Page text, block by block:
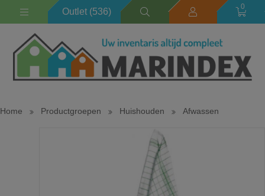
Outlet (536) 0
Home Productgroepen Huishouden Afwassen